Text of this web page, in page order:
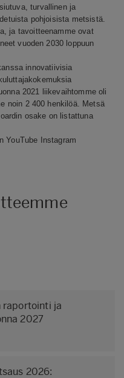
turvallinen ja
pohjoisista metsistä.
ja tavoitteenamme ovat
vuoden 2030 loppuun
innovatiivisia
2021 liikevaihtomme oli
noin 2 400 henkilöä. Metsä
osake on listattuna
YouTube Instagram
raportointi ja
2027
2026: